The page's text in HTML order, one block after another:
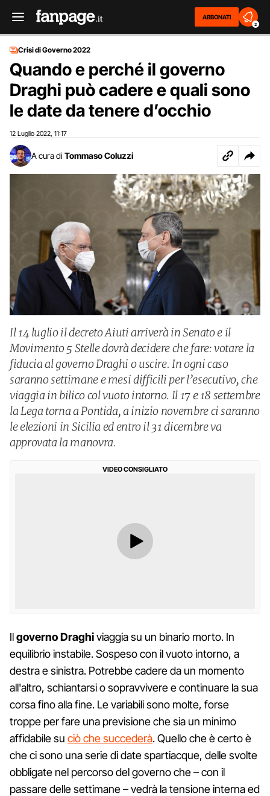
ABBONATI
2
Crisi di Governo 2022
Quando e perché il governo
Draghi può cadere e quali sono
le date da tenere d’occhio
12 Luglio 2022 11:17
A cura di Tommaso Coluzzi
Il 14 luglio il decreto Aiuti arriverà in Senato e il
Movimento 5 Stelle dovrà decidere che fare: votare la
fiducia al governo Draghi o uscire. In ogni caso
saranno settimane e mesi difficili per l’esecutivo, che
viaggia in bilico col vuoto intorno. Il 17 e 18 settembre
la Lega torna a Pontida, a inizio novembre ci saranno
le elezioni in Sicilia ed entro il 31 dicembre va
approvata la manovra.
VIDEO CONSIGLIATO
Ilgoverno Draghiviaggia su un binario morto. In
equilibrio instabile. Sospeso con il vuoto intorno, a
destra e sinistra. Potrebbe cadere da un momento
all'altro, schiantarsi o sopravvivere e continuare la sua
corsa fino alla fine. Le variabili sono molte, forse
troppe per fare una previsione che sia un minimo
affidabile su ciò che succederà. Quello che è certo è
che ci sono una serie di date spartiacque, delle svolte
obbligate nel percorso del governo che – con il
passare delle settimane – vedrà la tensione interna ed